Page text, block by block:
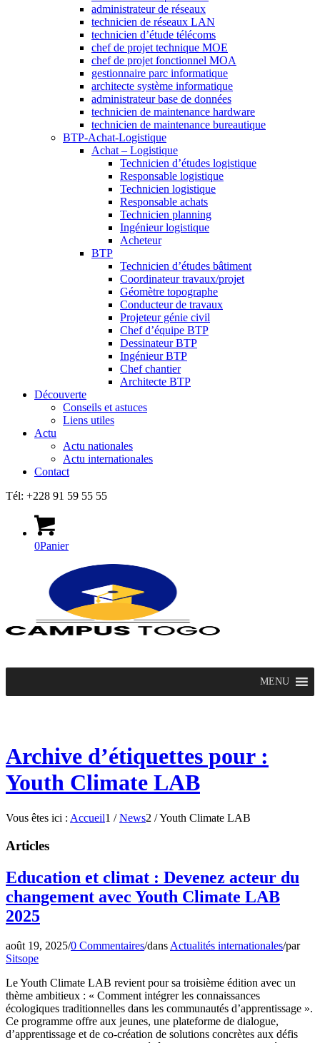
administrateur de réseaux
technicien de réseaux LAN
technicien d’étude télécoms
chef de projet technique MOE
chef de projet fonctionnel MOA
gestionnaire parc informatique
architecte système informatique
administrateur base de données
technicien de maintenance hardware
technicien de maintenance bureautique
BTP-Achat-Logistique
Achat – Logistique
Technicien d’études logistique
Responsable logistique
Technicien logistique
Responsable achats
Technicien planning
Ingénieur logistique
Acheteur
BTP
Technicien d’études bâtiment
Coordinateur travaux/projet
Géomètre topographe
Conducteur de travaux
Projeteur génie civil
Chef d’équipe BTP
Dessinateur BTP
Ingénieur BTP
Chef chantier
Architecte BTP
Découverte
Conseils et astuces
Liens utiles
Actu
Actu nationales
Actu internationales
Contact
Tél: +228 91 59 55 55
0Panier
MENU
Archive d’étiquettes pour :
Youth Climate LAB
Vous êtes ici : Accueil1 / News2 /Youth Climate LAB
Articles
Education et climat : Devenez acteur du
changement avec Youth Climate LAB
2025
août 19, 2025/0 Commentaires/dansActualités internationales/par
Sitsope
Le Youth Climate LAB revient pour sa troisième édition avec un
thème ambitieux : « Comment intégrer les connaissances
écologiques traditionnelles dans les communautés d’apprentissage ».
Ce programme offre aux jeunes, une plateforme de dialogue,
d’apprentissage et de co-création de solutions concrètes aux défis